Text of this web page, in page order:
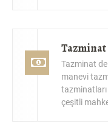
Tazminat
manevi
tazminatları
çeşitli